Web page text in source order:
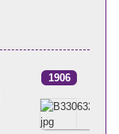
1906